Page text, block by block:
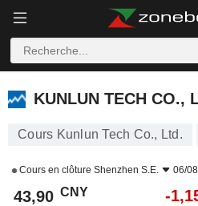
KUNLUN TECH CO., LTD.
KUNLUN TECH CO.,
Cours Kunlun Tech Co., Ltd.
Cours en clôture Shenzhen S.E. 06/
43,90 CNY -